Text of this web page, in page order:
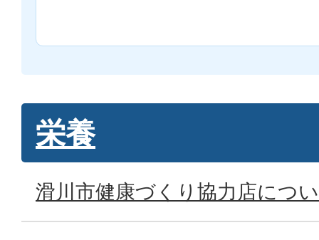
栄養
滑川市健康づくり協力店につ